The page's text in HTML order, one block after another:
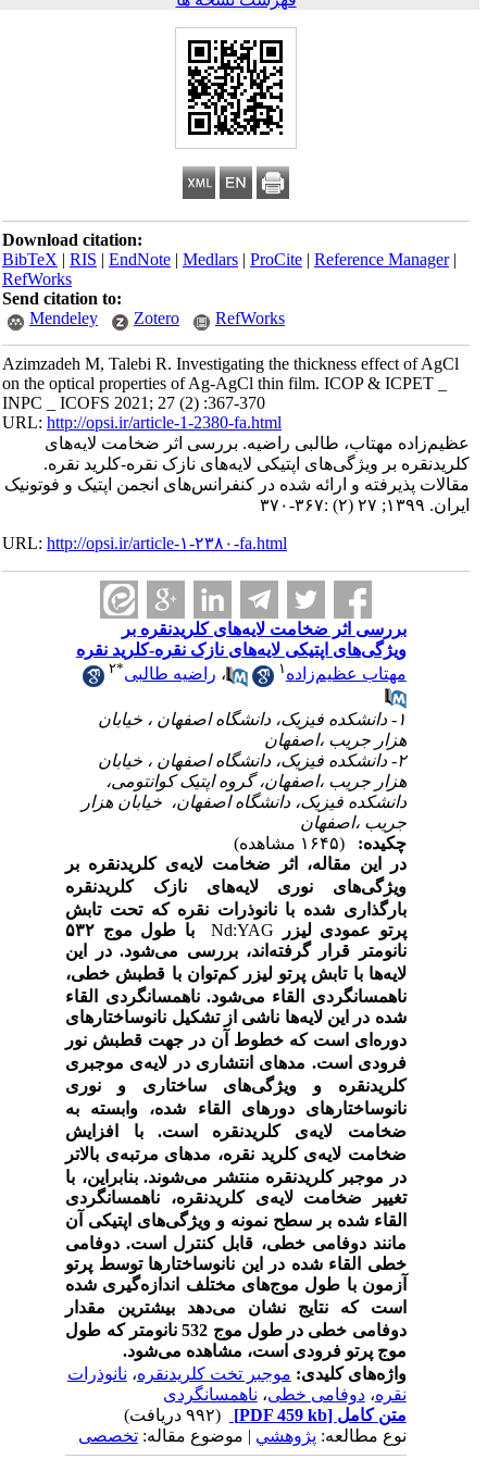
Download citation:
BibTeX|RIS|EndNote|Medlars|ProCite|Reference Manager
RefWorks
Send citation to:
Mendeley
Zotero RefWorks
Azimzadeh M, Talebi R. Investigating the thickness effect of AgCl
on the optical properties of Ag-AgCl thin film. ICOP & ICPET _
INPC _ ICOFS 2021; 27 (2) :367-370
URL:http://opsi.ir/article-1-2380-fa.html
عظیم‌­زاده مهتاب، طالبی راضیه. بررسی اثر ضخامت لایه‌های
کلریدنقره بر ویژگی‌های اپتیکی لایه‌های نازک نقره-کلرید نقره.
مقالات پذیرفته و ارائه شده در کنفرانس‌های انجمن اپتیک و فوتونیک
ایران. ۱۳۹۹; ۲۷ (۲) :۳۶۷-۳۷۰
URL:http://opsi.ir/article-۱-۲۳۸۰-fa.html
بررسی اثر ضخامت لایه‌های کلریدنقره بر
ویژگی‌های اپتیکی لایه‌های نازک نقره-کلرید نقره
مهتاب عظیم‌­زاده۱ ،راضیه طالبی ۲
۱- دانشکده فیزیک، دانشگاه اصفهان ، خیابان
هزار جریب ،اصفهان
۲- دانشکده فیزیک، دانشگاه اصفهان ، خیابان
هزار جریب ،اصفهان، گروه اپتیک کوانتومی،
دانشکده فیزیک، دانشگاه اصفهان، خیابان هزار
جریب ،اصفهان
چکیده:
در این مقاله، اثر ضخامت لایهی کلریدنقره بر
ویژگی‌های نوری لایه‌های نازک کلریدنقره
بارگذاری شده با نانوذرات نقره که تحت تابش
پرتو عمودی لیزر Nd:YAG
با طول موج ۵۳۲
نانومتر قرار گرفته‌اند، بررسی میشود. در این
لایهها با تابش پرتو لیزر کم‌توان با قطبش خطی،
ناهمسانگردی القاء می‌شود.ناهمسانگردی القاء
شده در اینلایه‌ها ناشی از تشکیل نانوساختارهای
دوره‌ ای است که خطوط آن در جهت قطبش نور
فرودی است. مدهای انتشاری در لایه‌ی موجبری
کلریدنقره و ویژگیهای ساختاری و نوری
نانوساختارهای دوره ای القاء شده، وابسته به
ضخامت لایه‌ی کلریدنقره است. با افزایش
ضخامت لایهی کلرید نقره، مدهای مرتبهی بالاتر
در موجبر کلریدنقره منتشر می‌شوند. بنابراین، با
تغییر ضخامت لایه‌ی کلریدنقره، ناهمسانگردی
القاء شده بر سطح نمونه و ویژگیهای اپتیکی آن
مانند دوفامی خطی، قابل کنترل است. دوفامی
خطی القاء شده در این نانوساختارها توسط پرتو
آزمون با طول موج‌های مختلف اندازه‌گیری شده
است که نتایج نشان میدهد بیشترین مقدار
دوفامی خطی در طول موج 532 نانومتر که طول
موج پرتو فرودی است، مشاهده میشود.
واژه‌های کلیدی:موجبر تخت کلریدنقره ،نانوذرات
نقره ،دوفامی خطی،ناهمسانگردی
متن کامل[PDF 459 kb]
نوع مطالعه:پژوهشي| موضوع مقاله:تخصصی